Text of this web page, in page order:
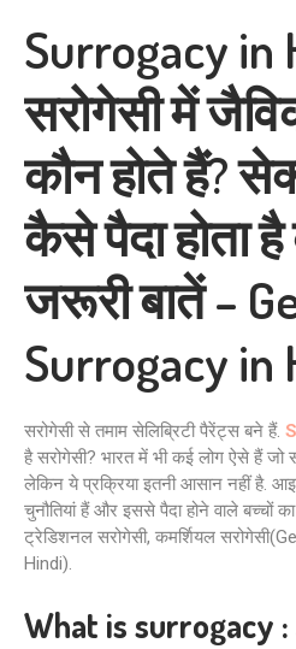
Surrogacy in
सरोगेसी में
कौन होते हैं?
कैसे पैदा होता है
जरूरी बातें –
Surrogacy in
सरोगेसी से तमाम सेलिब्रिटी पैरेंट्स बने हैं.
है सरोगेसी? भारत में भी कई लोग ऐसे हैं जो
लेकिन ये प्रक्रिया इतनी आसान नहीं है.
चुनौतियां हैं और इससे पैदा होने वाले बच्चों
ट्रेडिशनल सरोगेसी, कमर्शियल
Hindi).
What is surrogacy